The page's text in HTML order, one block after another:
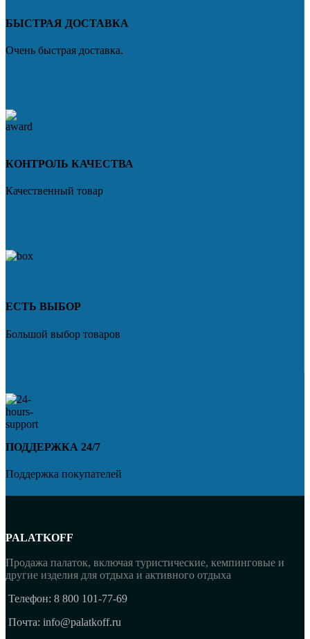
БЫСТРАЯ ДОСТАВКА
Очень быстрая доставка.
КОНТРОЛЬ КАЧЕСТВА
Качественный товар
ЕСТЬ ВЫБОР
Большой выбор товаров
ПОДДЕРЖКА 24/7
Поддержка покупателей
PALATKOFF
Продажа палаток, включая туристические, кемпинговые и
другие изделия для отдыха и активного отдыха
Телефон: 8 800 101-77-69
Почта: info@palatkoff.ru